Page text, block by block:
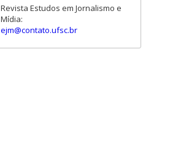
Revista Estudos em Jornalismo e
Mídia:
ejm@contato.ufsc.br